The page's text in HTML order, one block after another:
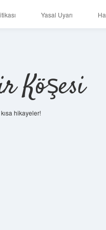
Yasal Uyarı
Köşesi
hikayeler!